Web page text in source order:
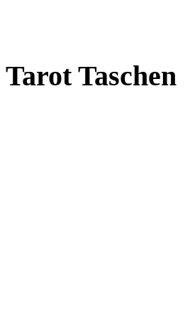
Tarot Taschen